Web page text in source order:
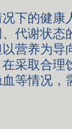
下的健康
代谢状态
营养为导
采取合理
等情况，